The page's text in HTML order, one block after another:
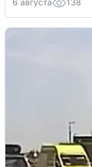
6 августа 138